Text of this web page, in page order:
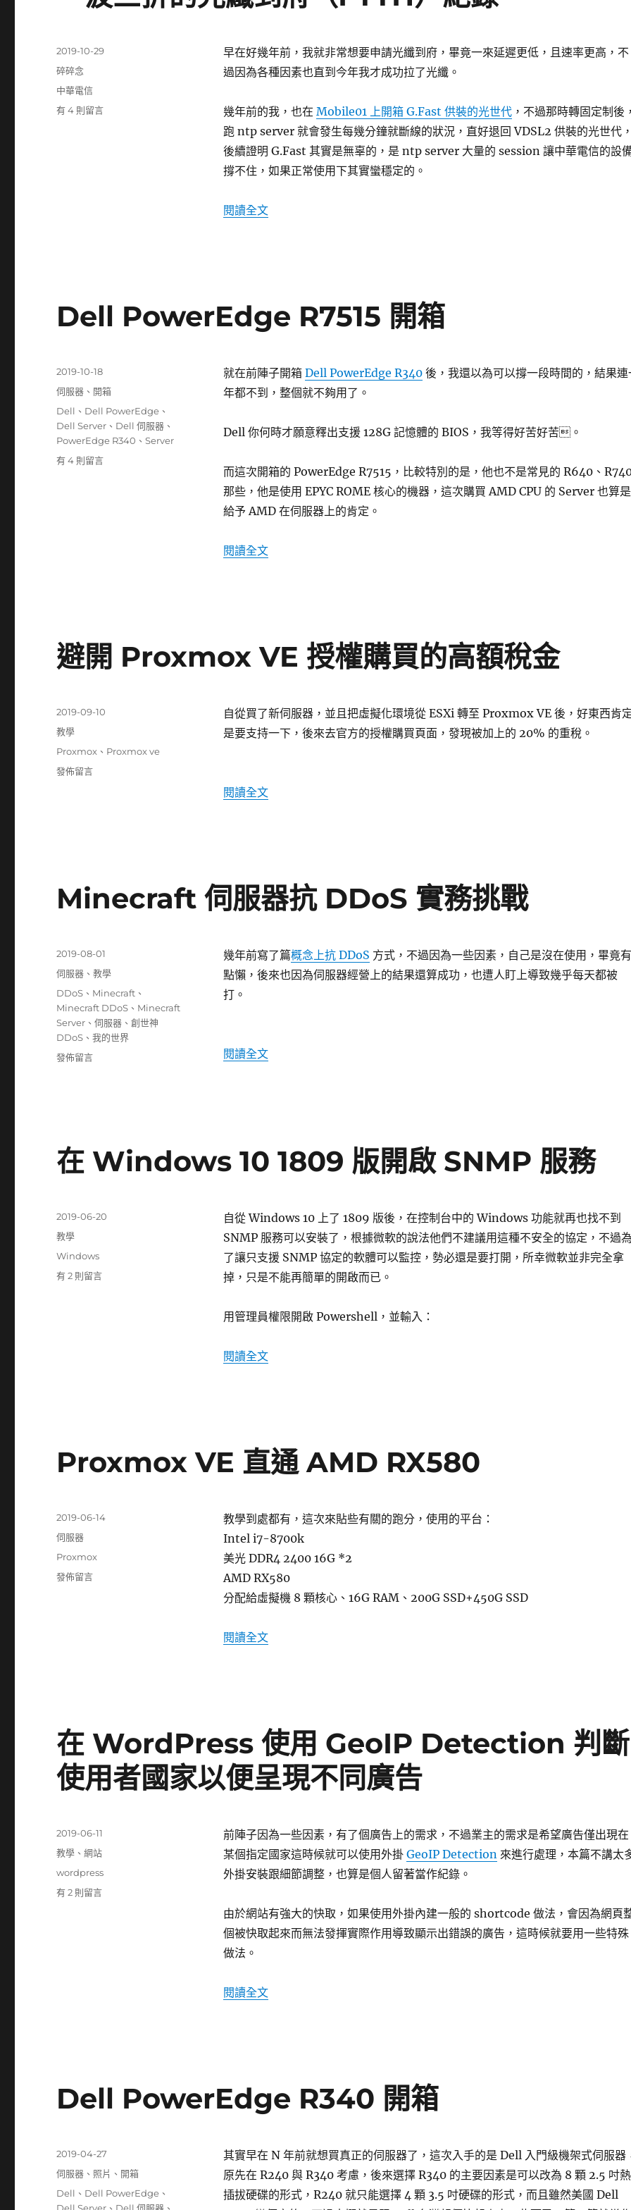
早在好幾年前，我就非常想要申請光纖到府，畢竟一來延遲更低，且速率更高，不
過因為各種因素也直到今年我才成功拉了光纖。
幾年前的我，也在 Mobile01 上開箱 G.Fast 供裝的光世代，不過那時轉固定制後
跑 ntp server 就會發生每幾分鐘就斷線的狀況，直好退回 VDSL2 供裝的光世代
後續證明 G.Fast 其實是無辜的，是 ntp server 大量的 session 讓中華電信的設
撐不住，如果正常使用下其實蠻穩定的。
閱讀全文〈一波三折的光纖到府（FTTH）紀錄〉
發
佈
期:
2019-10-29
分
類
碎碎念
標
籤
中華電信
在
有 4 則留言
Dell PowerEdge R7515 開箱
就在前陣子開箱 Dell PowerEdge R340後，我還以為可以撐一段時間的，結果連
年都不到，整個就不夠用了。
Dell 你何時才願意釋出支援 128G 記憶體的 BIOS，我等得好苦好苦。
而這次開箱的 PowerEdge R7515，比較特別的是，他也不是常見的 R640、
那些，他是使用 EPYC ROME 核心的機器，這次購買 AMD CPU 的 Server 也算是
給予 AMD 在伺服器上的肯定。
閱讀全文〈Dell PowerEdge R7515 開箱〉
發
佈
期:
2019-10-18
分
伺服器 、 開箱
標
籤
Dell 、 Dell PowerEdge 、
Dell Server 、 Dell 伺服器 、
PowerEdge R340 、Server
在
有 4 則留言
避開 Proxmox VE 授權購買的高額稅金
自從買了新伺服器，並且把虛擬化環境從 ESXi 轉至 Proxmox VE 後，好東西肯
是要支持一下，後來去官方的授權購買頁面，發現被加上的 20% 的重稅。
閱讀全文〈避開 Proxmox VE 授權購買的高額稅金〉
發
佈
期:
2019-09-10
分
教學
標
籤
Proxmox 、 Proxmox ve
在
買
的
發佈留言
Minecraft 伺服器抗 DDoS 實務挑戰
幾年前寫了篇概念上抗 DDoS 方式，不過因為一些因素，自己是沒在使用，畢竟有
點懶，後來也因為伺服器經營上的結果還算成功，也遭人盯上導致幾乎每天都被
打。
閱讀全文〈Minecraft 伺服器抗 DDoS 實務挑戰〉
發
佈
期:
2019-08-01
分
伺服器 、教學
標
籤
DDoS 、 Minecraft 、
Minecraft DDoS 、 Minecraft
Server 、伺服器 、創世神
DDoS 、我的世界
在
DDoS
實
務
發佈留言
在 Windows 10 1809 版開啟 SNMP 服務
自從 Windows 10 上了 1809 版後，在控制台中的 Windows 功能就再也找不到
SNMP 服務可以安裝了，根據微軟的說法他們不建議用這種不安全的協定，不過
了讓只支援 SNMP 協定的軟體可以監控，勢必還是要打開，所幸微軟並非完全拿
掉，只是不能再簡單的開啟而已。
用管理員權限開啟 Powershell，並輸入：
閱讀全文〈在 Windows 10 1809 版開啟 SNMP 服務〉
發
佈
期:
2019-06-20
分
教學
標
籤
Windows
在
有 2 則留言
Proxmox VE 直通 AMD RX580
教學到處都有，這次來貼些有關的跑分，使用的平台：
Intel i7-8700k
美光 DDR4 2400 16G *2
AMD RX580
分配給虛擬機 8 顆核心、16G RAM、200G SSD+450G SSD
閱讀全文〈Proxmox VE 直通 AMD RX580〉
發
佈
期:
2019-06-14
分
伺服器
標
籤
Proxmox
在
發佈留言
在 WordPress 使用 GeoIP Detection 判斷
使用者國家以便呈現不同廣告
前陣子因為一些因素，有了個廣告上的需求，不過業主的需求是希望廣告僅出現在
某個指定國家這時候就可以使用外掛 GeoIP Detection來進行處理，本篇不講太
外掛安裝跟細節調整，也算是個人留著當作紀錄。
由於網站有強大的快取，如果使用外掛內建一般的 shortcode 做法，會因為網頁
個被快取起來而無法發揮實際作用導致顯示出錯誤的廣告，這時候就要用一些特殊
做法。
閱讀全文〈在 WordPress 使用 GeoIP Detection 判斷使用者國家以便呈現不同
發
佈
期:
2019-06-11
分
教學 、網站
標
籤
wordpress
在
不
同
告〉
有 2 則留言
Dell PowerEdge R340 開箱
其實早在 N 年前就想買真正的伺服器了，這次入手的是 Dell 入門級機架式伺服器
原先在 R240 與 R340 考慮，後來選擇 R340 的主要因素是可以改為 8 顆 2.5 吋熱
插拔硬碟的形式，R240 就只能選擇 4 顆 3.5 吋硬碟的形式，而且雖然美國 Dell
發
佈
期:
2019-04-27
分
伺服器 、 照片 、 開箱
標
籤
Dell 、 Dell PowerEdge 、